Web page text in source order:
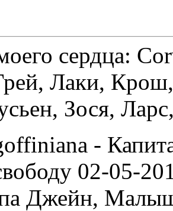
сердца:
Лаки,
Зося,
-
02-05-
Джейн,